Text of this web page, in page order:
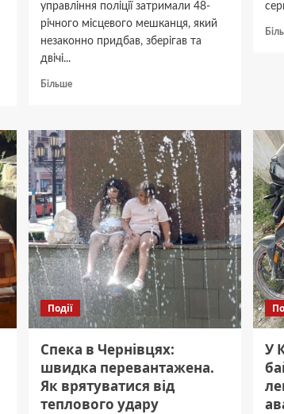
управління поліції затримали 48-
річного місцевого мешканця, який
незаконно придбав, зберігав та
двічі...
БільшеДокладніше
ручні
осколкові
гранати:
затримано.
Події
Спека в Чернівцях:
швидка перевантажена.
Як врятуватися від
теплового удару
У